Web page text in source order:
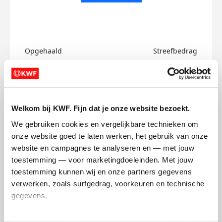
Welkom bij KWF. Fijn dat je onze website bezoekt.
We gebruiken cookies en vergelijkbare technieken om
onze website goed te laten werken, het gebruik van onze
website en campagnes te analyseren en — met jouw
toestemming — voor marketingdoeleinden. Met jouw
toestemming kunnen wij en onze partners gegevens
verwerken, zoals surfgedrag, voorkeuren en technische
gegevens.
Opgehaald Streefbedrag
Kyle's badges